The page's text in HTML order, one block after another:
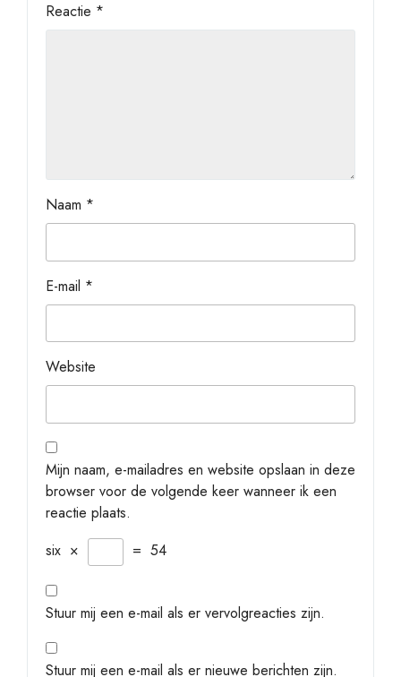
Reactie *
Naam *
E-mail *
Website
Mijn naam, e-mailadres en website opslaan in deze
browser voor de volgende keer wanneer ik een
reactie plaats.
six × = 54
Stuur mij een e-mail als er vervolgreacties zijn.
Stuur mij een e-mail als er nieuwe berichten zijn.